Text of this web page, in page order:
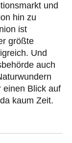
und
hin zu
ist
größte
Und
auch
Blick auf
kaum Zeit.